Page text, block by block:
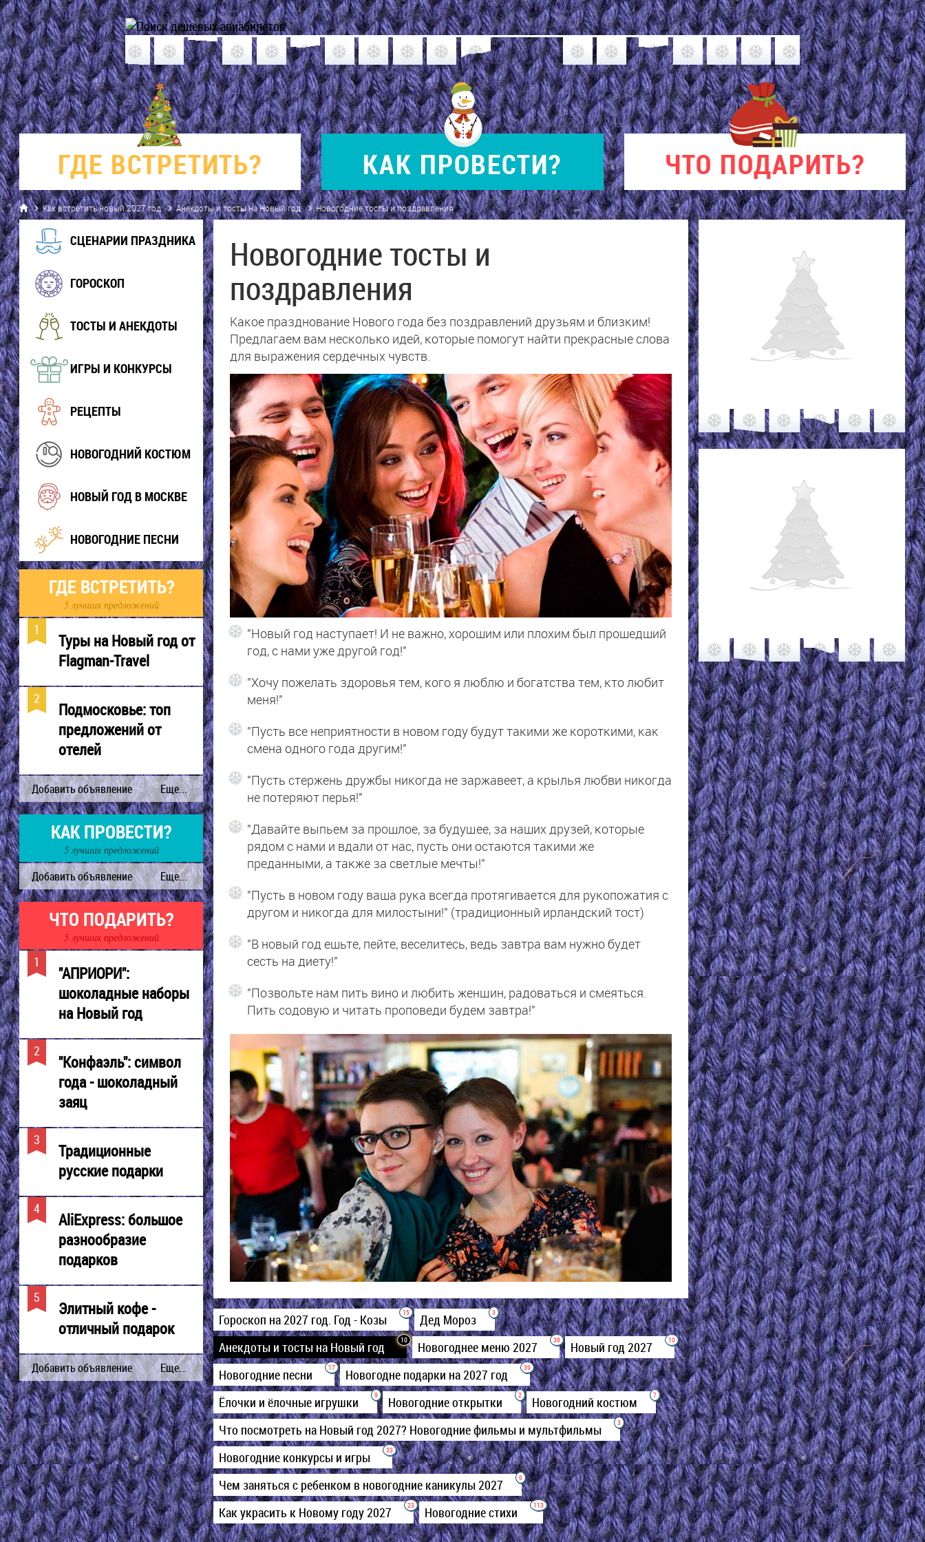
ГДЕ ВСТРЕТИТЬ? КАК ПРОВЕСТИ? ЧТО ПОДАРИТЬ?
Как встретить новый 2027 год Анекдоты и тосты на Новый год Новогодние тосты и поздравления
СЦЕНАРИИ ПРАЗДНИКА
ГОРОСКОП
ТОСТЫ И АНЕКДОТЫ
ИГРЫ И КОНКУРСЫ
РЕЦЕПТЫ
НОВОГОДНИЙ КОСТЮМ
НОВЫЙ ГОД В МОСКВЕ
НОВОГОДНИЕ ПЕСНИ
ГДЕ ВСТРЕТИТЬ?
5 лучших предложений
Туры на Новый год от
Flagman-Travel
Подмосковье: топ
предложений от
отелей
КАК ПРОВЕСТИ?
5 лучших предложений
ЧТО ПОДАРИТЬ?
5 лучших предложений
"АПРИОРИ":
шоколадные наборы
на Новый год
"Конфаэль": символ
года - шоколадный
заяц
Традиционные
русские подарки
AliExpress: большое
разнообразие
подарков
Элитный кофе -
отличный подарок
Новогодние тосты и
поздравления
Какое празднование Нового года без поздравлений друзьям и близким!
Предлагаем вам несколько идей, которые помогут найти прекрасные слова
для выражения сердечных чувств.
"Новый год наступает! И не важно, хорошим или плохим был прошедший
год, с нами уже другой год!"
"Хочу пожелать здоровья тем, кого я люблю и богатства тем, кто любит
меня!"
"Пусть все неприятности в новом году будут такими же короткими, как
смена одного года другим!"
"Пусть стержень дружбы никогда не заржавеет, а крылья любви никогда
не потеряют перья!"
"Давайте выпьем за прошлое, за будущее, за наших друзей, которые
рядом с нами и вдали от нас, пусть они остаются такими же
преданными, а также за светлые мечты!"
"Пусть в новом году ваша рука всегда протягивается для рукопожатия с
другом и никогда для милостыни!" (традиционный ирландский тост)
"В новый год ешьте, пейте, веселитесь, ведь завтра вам нужно будет
сесть на диету!"
"Позвольте нам пить вино и любить женщин, радоваться и смеяться.
Пить содовую и читать проповеди будем завтра!"
Гороскоп на 2027 год. Год - Козы 15 Дед Мороз 3
Анекдоты и тосты на Новый год 10 Новогоднее меню 2027 38 Новый год 2027 10
Новогодние песни 17 Новогодне подарки на 2027 год 39
Ёлочки и ёлочные игрушки 9 Новогодние открытки 2 Новогодний костюм 7
Что посмотреть на Новый год 2027? Новогодние фильмы и мультфильмы 3
Новогодние конкурсы и игры 33
Чем заняться с ребенком в новогодние каникулы 2027 6
Как украсить к Новому году 2027 23 Новогодние стихи 113